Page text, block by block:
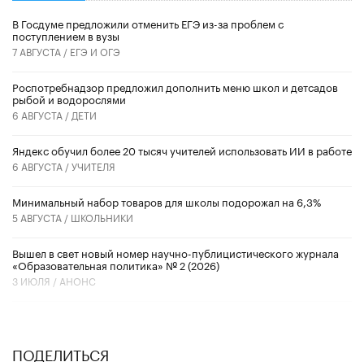
В Госдуме предложили отменить ЕГЭ из-за проблем с
поступлением в вузы
7 АВГУСТА / ЕГЭ И ОГЭ
Роспотребнадзор предложил дополнить меню школ и детсадов
рыбой и водорослями
6 АВГУСТА / ДЕТИ
​Яндекс обучил более 20 тысяч учителей использовать ИИ в работе
6 АВГУСТА /УЧИТЕЛЯ
Минимальный набор товаров для школы подорожал на 6,3%
5 АВГУСТА / ШКОЛЬНИКИ
Вышел в свет новый номер научно-публицистического журнала
«Образовательная политика» № 2 (2026)
3 ИЮЛЯ / АНОНС
ПОДЕЛИТЬСЯ